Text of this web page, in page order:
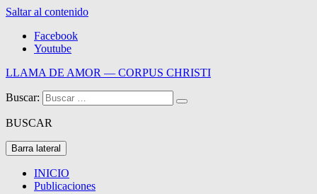
Saltar al contenido
Facebook
Youtube
LLAMA DE AMOR — CORPUS CHRISTI
Blog de la Llama de Amor
Buscar:
BUSCAR
Barra lateral
INICIO
Publicaciones